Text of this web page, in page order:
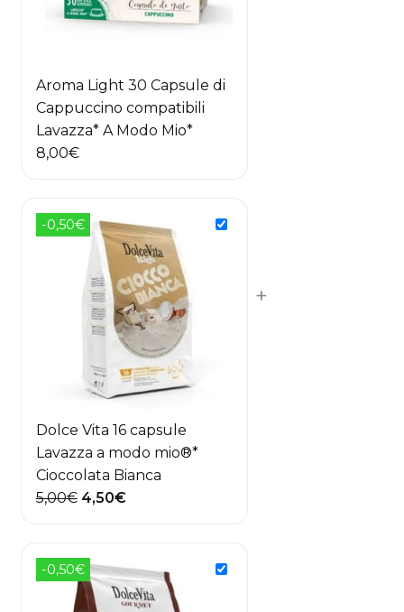
Aroma Light 30 Capsule di
Cappuccino compatibili
Lavazza* A Modo Mio*
8,00€
-0,50€
Dolce Vita 16 capsule
Lavazza a modo mio®*
Cioccolata Bianca
5,00€ Il
era:
5,00€.
4,50€Il
è:
4,50€.
+
-0,50€